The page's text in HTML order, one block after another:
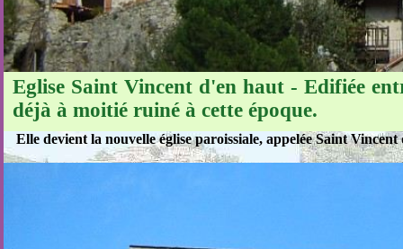
Eglise Saint Vincent d'en haut - Edifiée
déjà à moitié ruiné à cette époque.
Elle devient la nouvelle église paroissiale, appelée Saint